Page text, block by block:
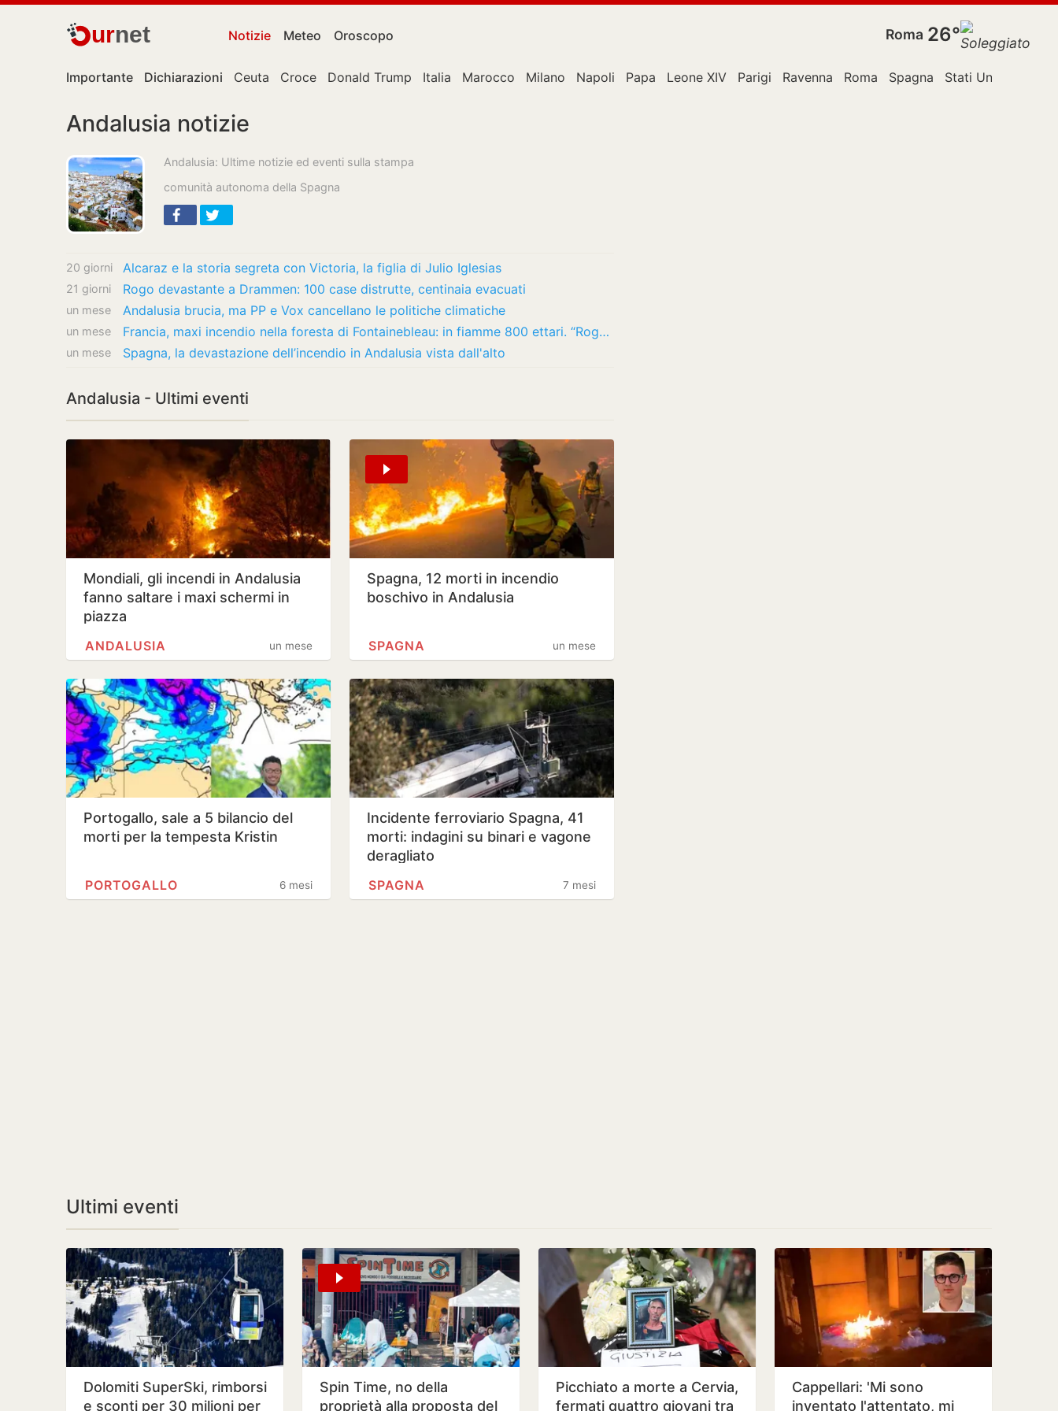
urnet Notizie Meteo Oroscopo Roma 26°
Importante Dichiarazioni Ceuta Croce Donald Trump Italia Marocco Milano Napoli Papa Leone XIV Parigi Ravenna Roma Spagna Stati Uniti
Andalusia notizie
Andalusia: Ultime notizie ed eventi sulla stampa
comunità autonoma della Spagna
20 giorni Alcaraz e la storia segreta con Victoria, la figlia di Julio Iglesias
21 giorni Rogo devastante a Drammen: 100 case distrutte, centinaia evacuati
un mese Andalusia brucia, ma PP e Vox cancellano le politiche climatiche
un mese Francia, maxi incendio nella foresta di Fontainebleau: in fiamme 800 ettari. “Rogo di…
un mese Spagna, la devastazione dell’incendio in Andalusia vista dall'alto
Andalusia - Ultimi eventi
Mondiali, gli incendi in Andalusia
fanno saltare i maxi schermi in
piazza
un mese
ANDALUSIA
Spagna, 12 morti in incendio
boschivo in Andalusia
un mese
SPAGNA
Portogallo, sale a 5 bilancio del
morti per la tempesta Kristin
6 mesi
PORTOGALLO
Incidente ferroviario Spagna, 41
morti: indagini su binari e vagone
deragliato
7 mesi
SPAGNA
Ultimi eventi
Dolomiti SuperSki, rimborsi
e sconti per 30 milioni per
Spin Time, no della
proprietà alla proposta del
Picchiato a morte a Cervia,
fermati quattro giovani tra
Cappellari: 'Mi sono
inventato l'attentato, mi